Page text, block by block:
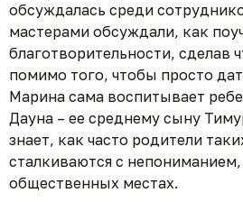
обсуждалась среди
мастерами обсуждали, как
благотворительности, сделав
помимо того, чтобы просто
Марина сама воспитывает
Дауна – ее среднему сыну
знает, как часто родители
сталкиваются с
общественных местах.